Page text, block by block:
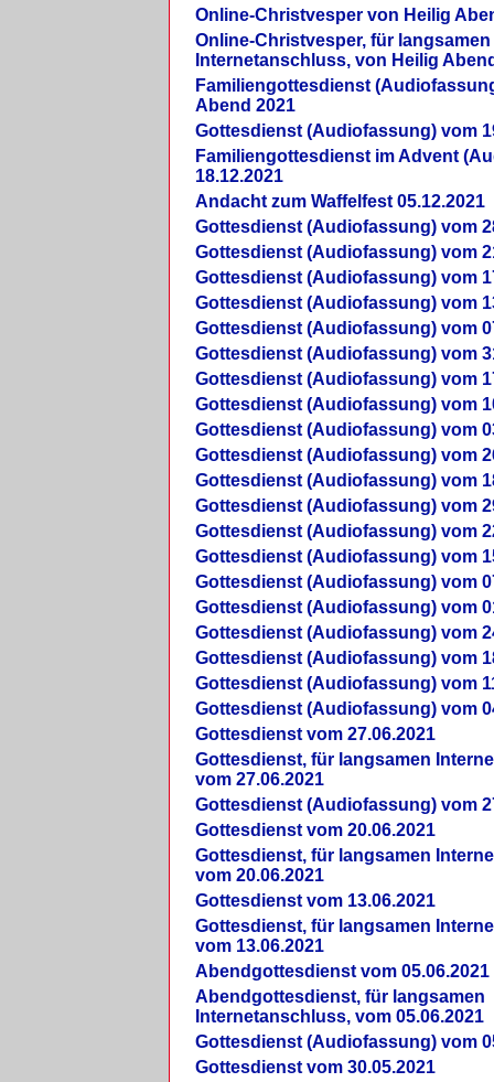
Online-Christvesper von Heilig
Online-Christvesper, für langsamen
Internetanschluss, von Heilig
Familiengottesdienst
Abend 2021
Gottesdienst (Audiofassung) vom
Familiengottesdienst im Advent
18.12.2021
Andacht zum Waffelfest 05.12.2021
Gottesdienst (Audiofassung) vom
Gottesdienst (Audiofassung) vom
Gottesdienst (Audiofassung) vom
Gottesdienst (Audiofassung) vom
Gottesdienst (Audiofassung) vom
Gottesdienst (Audiofassung) vom
Gottesdienst (Audiofassung) vom
Gottesdienst (Audiofassung) vom
Gottesdienst (Audiofassung) vom
Gottesdienst (Audiofassung) vom
Gottesdienst (Audiofassung) vom
Gottesdienst (Audiofassung) vom
Gottesdienst (Audiofassung) vom
Gottesdienst (Audiofassung) vom
Gottesdienst (Audiofassung) vom
Gottesdienst (Audiofassung) vom
Gottesdienst (Audiofassung) vom
Gottesdienst (Audiofassung) vom
Gottesdienst (Audiofassung) vom
Gottesdienst (Audiofassung) vom
Gottesdienst vom 27.06.2021
Gottesdienst, für langsamen
vom 27.06.2021
Gottesdienst (Audiofassung) vom
Gottesdienst vom 20.06.2021
Gottesdienst, für langsamen
vom 20.06.2021
Gottesdienst vom 13.06.2021
Gottesdienst, für langsamen
vom 13.06.2021
Abendgottesdienst vom 05.06.2021
Abendgottesdienst, für langsamen
Internetanschluss, vom 05.06.2021
Gottesdienst (Audiofassung) vom
Gottesdienst vom 30.05.2021